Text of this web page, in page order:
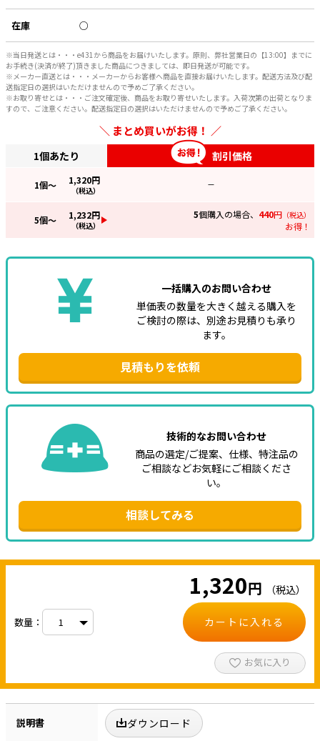
在庫 ○
※当日発送とは・・・e431から商品をお届けいたします。原則、弊社営業日の【13:00】までに
お手続き(決済が終了)頂きました商品につきましては、即日発送が可能です。
※メーカー直送とは・・・メーカーからお客様へ商品を直接お届けいたします。配送方法及び配
送指定日の選択はいただけませんので予めご了承ください。
※お取り寄せとは・・・ご注文確定後、商品をお取り寄せいたします。入荷次第の出荷となりま
すので、ご注意ください。配送指定日の選択はいただけませんので予めご了承ください。
まとめ買いがお得！
1個あたり 割引価格
1個～ 1,320円
（税込）
—
5個～ 1,232円
（税込）
5個購入の場合、 440円 （税込）
お得！
一括購入のお問い合わせ
単価表の数量を大きく越える購入を
ご検討の際は、別途お見積りも承り
ます。
見積もりを依頼
技術的なお問い合わせ
商品の選定/ご提案、仕様、特注品の
ご相談などお気軽にご相談くださ
い。
相談してみる
1,320円 （税込）
数量： カートに入れる
お気に入り
説明書 ダウンロード